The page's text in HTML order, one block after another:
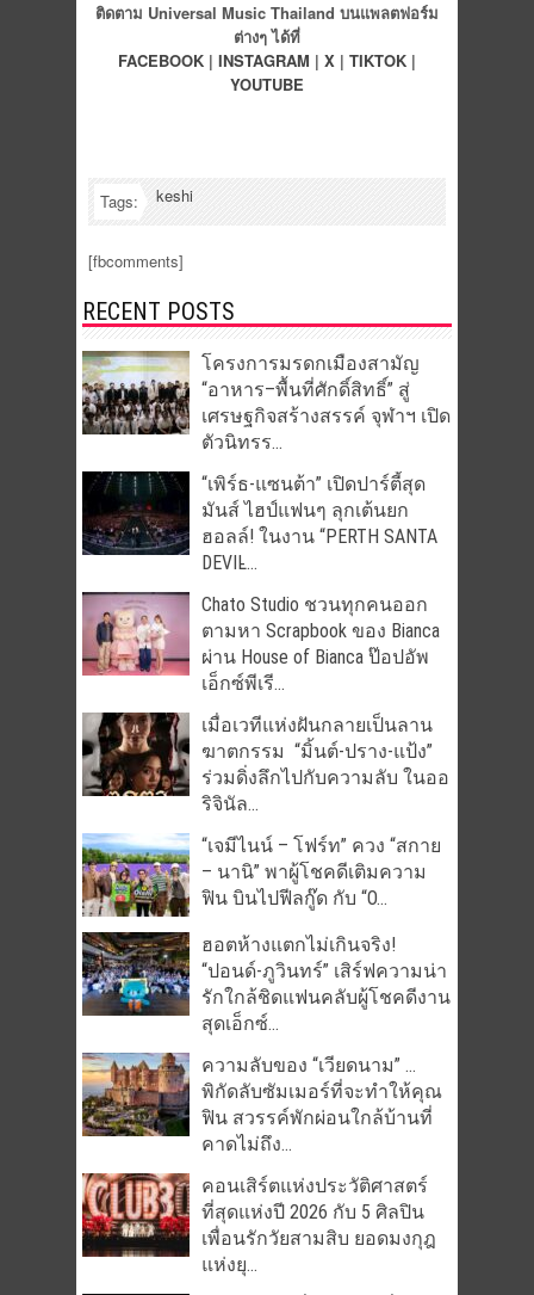
ติดตาม Universal Music Thailand บนแพลตฟอร์ม
ต่างๆ ได้ที่
FACEBOOK | INSTAGRAM | X | TIKTOK |
YOUTUBE
Tags: keshi
[fbcomments]
RECENT POSTS
โครงการมรดกเมืองสามัญ
“อาหาร–พื้นที่ศักดิ์สิทธิ์” สู่
เศรษฐกิจสร้างสรรค์ จุฬาฯ เปิด
ตัวนิทรร...
“เพิร์ธ-แซนต้า” เปิดปาร์ตี้สุด
มันส์ ไฮป์แฟนๆ ลุกเต้นยก
ฮอลล์! ในงาน “PERTH SANTA
DEVIL̵...
Chato Studio ชวนทุกคนออก
ตามหา Scrapbook ของ Bianca
ผ่าน House of Bianca ป๊อปอัพ
เอ็กซ์พีเรี...
เมื่อเวทีแห่งฝันกลายเป็นลาน
ฆาตกรรม “มิ้นต์-ปราง-แป้ง”
ร่วมดิ่งลึกไปกับความลับ ในออ
ริจินัล...
“เจมีไนน์ – โฟร์ท” ควง “สกาย
– นานิ” พาผู้โชคดีเติมความ
ฟิน บินไปฟีลกู๊ด กับ “O...
ฮอตห้างแตกไม่เกินจริง!
“ปอนด์-ภูวินทร์” เสิร์ฟความน่า
รักใกล้ชิดแฟนคลับผู้โชคดีงาน
สุดเอ็กซ์...
ความลับของ “เวียดนาม” …
พิกัดลับซัมเมอร์ที่จะทำให้คุณ
ฟิน สวรรค์พักผ่อนใกล้บ้านที่
คาดไม่ถึง...
คอนเสิร์ตแห่งประวัติศาสตร์
ที่สุดแห่งปี 2026 กับ 5 ศิลปิน
เพื่อนรักวัยสามสิบ ยอดมงกุฎ
แห่งยุ...